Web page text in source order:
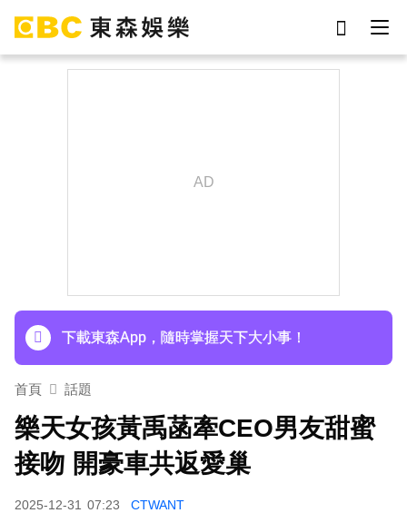
下載東森App，隨時掌握天下大小事！
首頁 話題
樂天女孩黃禹菡牽CEO男友甜蜜
接吻 開豪車共返愛巢
2025-12-31 07:23 CTWANT